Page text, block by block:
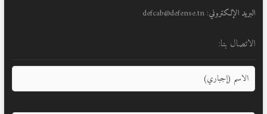
البريد الإلكتروني: defcab@defense.tn
الاتصال بنا: